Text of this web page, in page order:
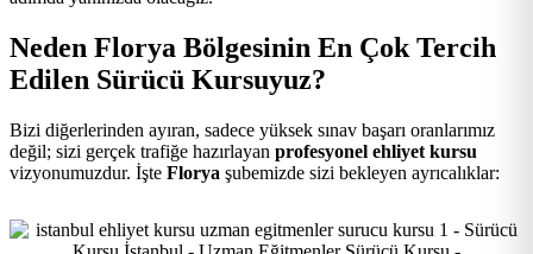
Kursu
Neden Florya Bölgesinin En Çok Tercih
Edilen Sürücü Kursuyuz?
Bizi diğerlerinden ayıran, sadece yüksek sınav başarı oranlarımız
değil; sizi gerçek trafiğe hazırlayan profesyonel ehliyet kursu
vizyonumuzdur. İşte Florya şubemizde sizi bekleyen ayrıcalıklar: